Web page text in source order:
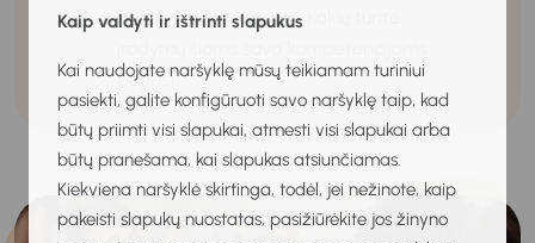
Kaip valdyti ir ištrinti slapukus
Kai naudojate naršyklę mūsų teikiamam turiniui
pasiekti, galite konfigūruoti savo naršyklę taip, kad
būtų priimti visi slapukai, atmesti visi slapukai arba
būtų pranešama, kai slapukas atsiunčiamas.
Kiekviena naršyklė skirtinga, todėl, jei nežinote, kaip
pakeisti slapukų nuostatas, pasižiūrėkite jos žinyno
darbo kompetencijas. Kokių turite
pagrįsti?